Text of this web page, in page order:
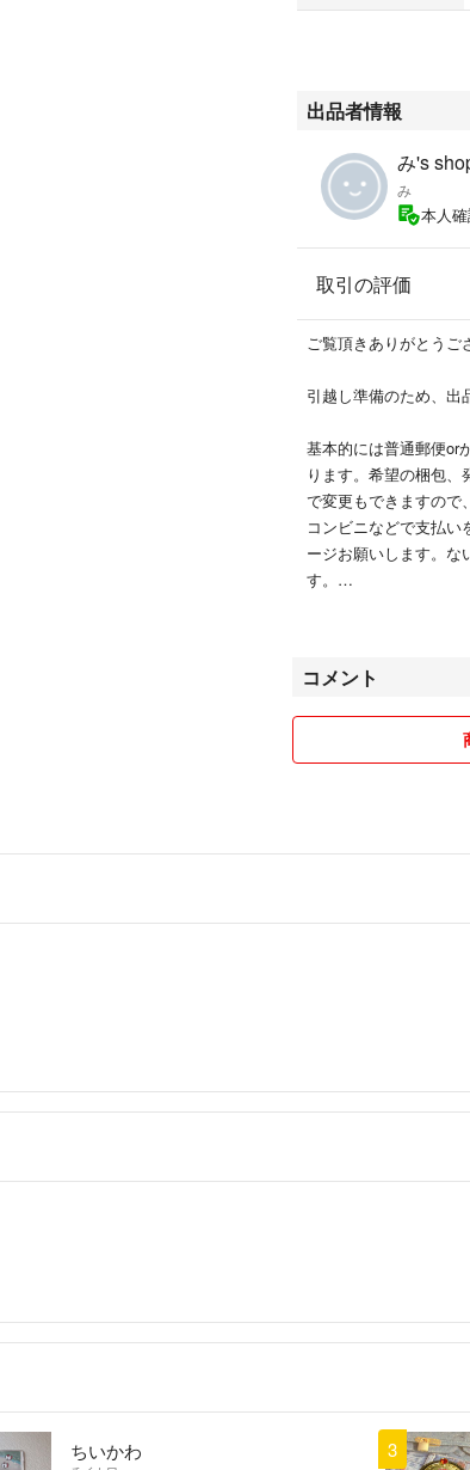
出品者情報
み's
み
本人
取引の評価
ご覧頂きありがとうご
引越し準備のため、
基本的には普通郵便or
ります。希望の梱包
で変更もできますので
コンビニなどで支払
ージお願いします。な
す。
他サイトでも出品して
コメント
ちいかわ 3